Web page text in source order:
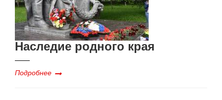
Наследие родного края
Подробнее